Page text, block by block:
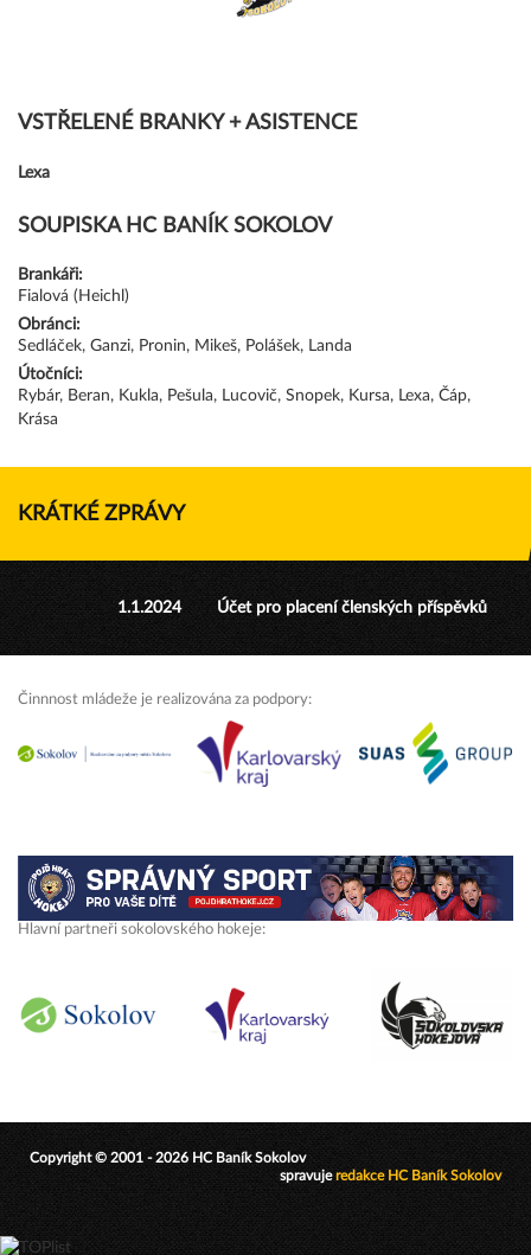
VSTŘELENÉ BRANKY + ASISTENCE
Lexa
SOUPISKA HC BANÍK SOKOLOV
Brankáři:
Fialová (Heichl)
Obránci:
Sedláček, Ganzi, Pronin, Mikeš, Polášek, Landa
Útočníci:
Rybár, Beran, Kukla, Pešula, Lucovič, Snopek, Kursa, Lexa, Čáp,
Krása
KRÁTKÉ ZPRÁVY
1.1.2024 Účet pro placení členských příspěvků
Činnnost mládeže je realizována za podpory:
Hlavní partneři sokolovského hokeje:
Copyright © 2001 - 2026 HC Baník Sokolov
spravujeredakce HC Baník Sokolov